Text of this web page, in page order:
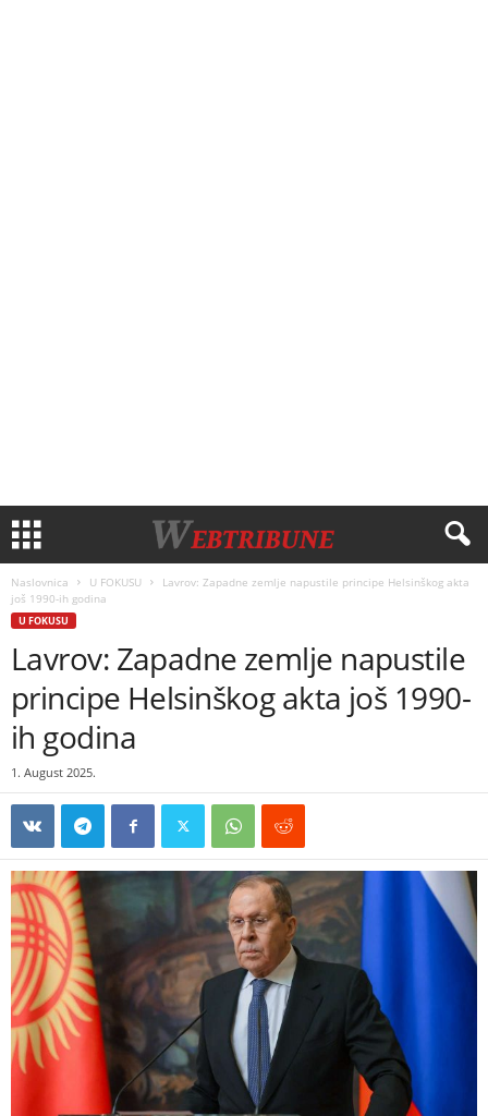
Naslovnica U FOKUSU
Lavrov: Zapadne zemlje napustile principe Helsinškog akta
još 1990-ih godina
U FOKUSU
Lavrov: Zapadne zemlje napustile
principe Helsinškog akta još 1990-
ih godina
1. August 2025.